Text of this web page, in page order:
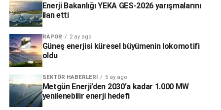
Enerji Bakanlığı YEKA GES-2026 yarışmalarını
ilan etti
RAPOR 2 ay ago
Güneş enerjisi küresel büyümenin lokomotifi
oldu
SEKTÖR HABERLERI 5 ay ago
Metgün Enerji’den 2030’a kadar 1.000 MW
yenilenebilir enerji hedefi